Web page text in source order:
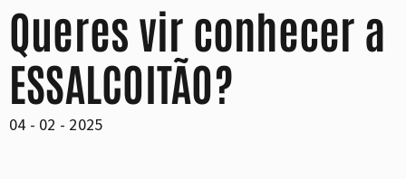
Queres vir conhecer a
ESSALCOITÃO?
04 - 02 - 2025